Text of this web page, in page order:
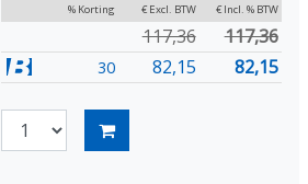
% Korting € Excl. BTW € Incl. % BTW
117,36 117,36
30 82,15 82,15